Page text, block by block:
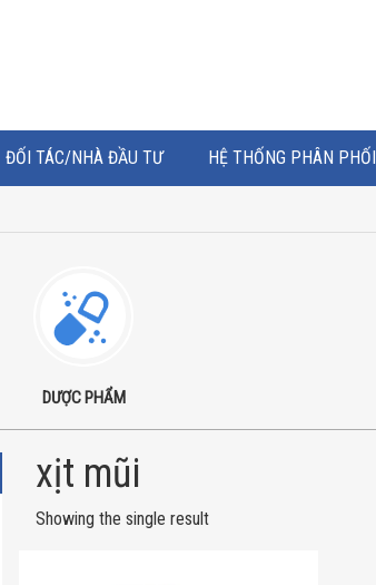
ĐỐI TÁC/NHÀ ĐẦU TƯ HỆ THỐNG PHÂN PHỐI
DƯỢC PHẨM
xịt mũi
Showing the single result